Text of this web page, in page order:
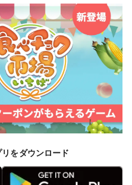
をダウンロード